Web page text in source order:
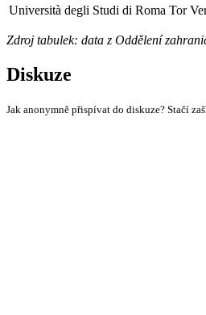
Università degli Studi di Roma Tor
Zdroj tabulek: data z Oddělení
Diskuze
Jak anonymně přispívat do diskuze? Stačí